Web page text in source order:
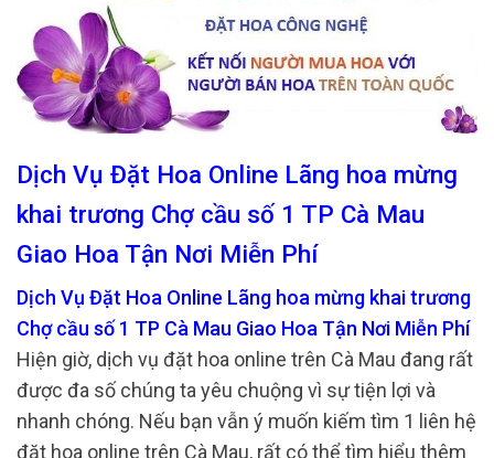
Dịch Vụ Đặt Hoa Online Lãng hoa mừng
khai trương Chợ cầu số 1 TP Cà Mau
Giao Hoa Tận Nơi Miễn Phí
Dịch Vụ Đặt Hoa Online Lãng hoa mừng khai trương
Chợ cầu số 1 TP Cà Mau Giao Hoa Tận Nơi Miễn Phí
Hiện giờ, dịch vụ đặt hoa online trên Cà Mau đang rất
được đa số chúng ta yêu chuộng vì sự tiện lợi và
nhanh chóng. Nếu bạn vẫn ý muốn kiếm tìm 1 liên hệ
đặt hoa online trên Cà Mau, rất có thể tìm hiểu thêm